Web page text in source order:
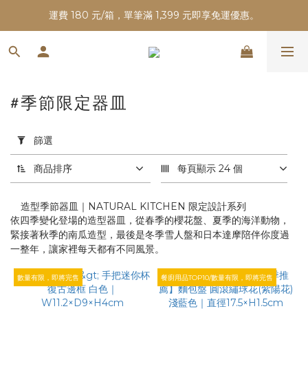
運費 180 元/箱，單筆滿 1,399 元即享免運優惠。
用
選
價格
(NT$)
~
#季節限定器皿
篩選
商品排序 每頁顯示 24 個
造型季節器皿｜NATURAL KITCHEN 限定設計系列
依四季變化登場的造型器皿，從春季的櫻花盤、夏季的海洋動物，
緊接著秋季的南瓜造型，最後是冬季雪人盤和日本達摩陪伴你度過
一整年，讓家裡每天都有不同風景。
數量有限，即將完售 餐廚用品TOP10/數量有限，即將完售